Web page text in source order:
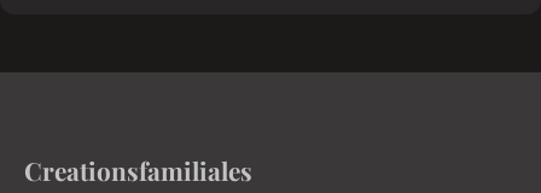
Creationsfamiliales